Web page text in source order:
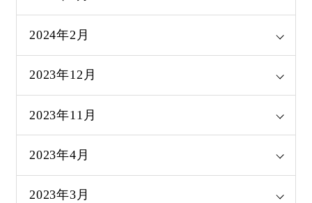
2024年2月
2023年12月
2023年11月
2023年4月
2023年3月